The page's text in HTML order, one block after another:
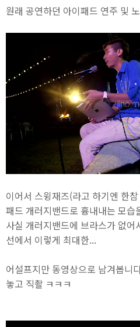
원래 공연하던 아이패드 연주 및
이어서 스윙재즈(라고 하기엔 한
패드 개러지밴드로 흉내내는 모습
사실 개러지밴드에 브라스가 없
선에서 이렇게 최대한...
어설프지만 동영상으로 남겨봅니
놓고 직촬 ㅋㅋㅋ